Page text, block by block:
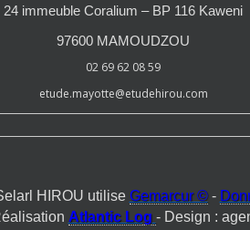
24 immeuble Coralium – BP 116 Kaweni
97600 MAMOUDZOU
02 69 62 08 59
etude.mayotte@etudehirou.com
HIROU utilise Gemarcur ©-
Atlantic Log - Design :